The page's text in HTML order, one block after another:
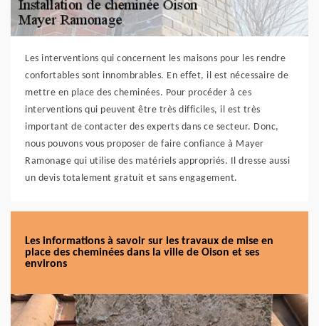
Les interventions qui concernent les maisons pour les rendre
confortables sont innombrables. En effet, il est nécessaire de
mettre en place des cheminées. Pour procéder à ces
interventions qui peuvent être très difficiles, il est très
important de contacter des experts dans ce secteur. Donc,
nous pouvons vous proposer de faire confiance à Mayer
Ramonage qui utilise des matériels appropriés. Il dresse aussi
un devis totalement gratuit et sans engagement.
Les informations à savoir sur les travaux de mise en
place des cheminées dans la ville de Oison et ses
environs